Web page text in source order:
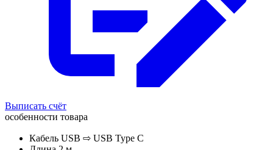
Выписать счёт
особенности товара
Кабель USB ⇨ USB Type C